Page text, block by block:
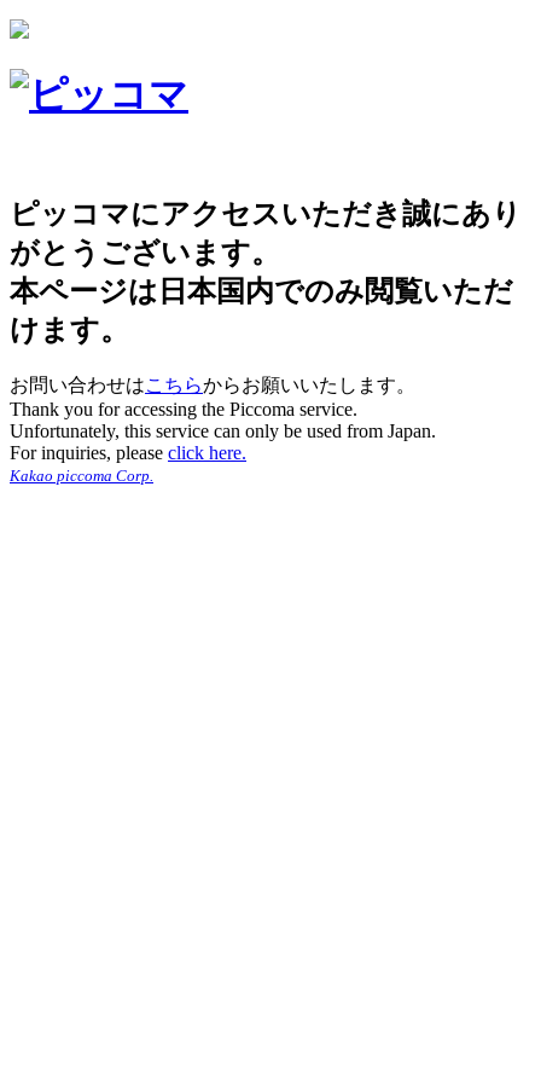
ピッコマにアクセスいただき誠にあり
がとうございます。
本ページは日本国内でのみ閲覧いただ
けます。
お問い合わせはこちらからお願いいたします。
Thank you for accessing the Piccoma service.
Unfortunately, this service can only be used from Japan.
For inquiries, please click here.
Kakao piccoma Corp.